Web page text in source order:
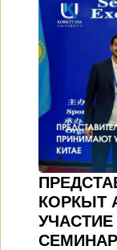
КОРКЫТ